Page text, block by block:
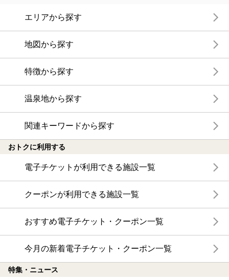
エリアから探す
地図から探す
特徴から探す
温泉地から探す
関連キーワードから探す
おトクに利用する
電子チケットが利用できる施設一覧
クーポンが利用できる施設一覧
おすすめ電子チケット・クーポン一覧
今月の新着電子チケット・クーポン一覧
特集・ニュース